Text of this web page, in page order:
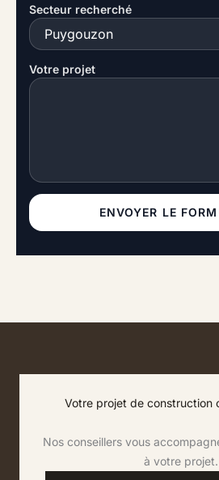
Secteur recherché
Votre projet
ENVOYER LE
Votre projet de construction
Nos conseillers vous
à votre projet.